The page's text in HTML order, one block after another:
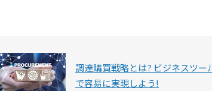
調達購買戦略とは? ビジネスツー
で容易に実現しよう!